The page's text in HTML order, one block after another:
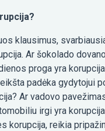
klausimus,
Ar šokolado
proga yra
padėka gydytojui
Ar vadovo
irgi yra
korupcija, reikia